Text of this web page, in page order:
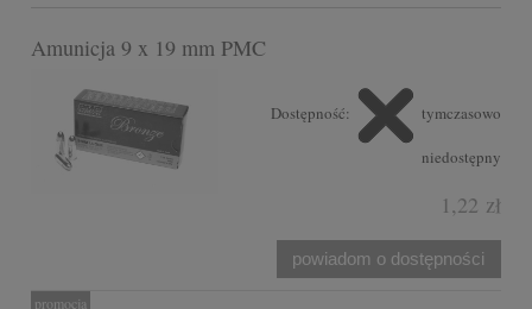
Amunicja 9 x 19 mm PMC
Dostępność: tymczasowo
niedostępny
1,22 zł
powiadom o dostępności
promocja